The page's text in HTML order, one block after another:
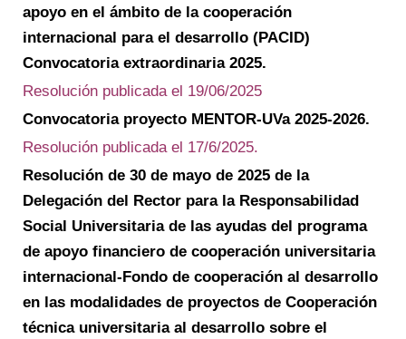
apoyo en el ámbito de la cooperación
internacional para el desarrollo (PACID)
Convocatoria extraordinaria 2025.
Resolución publicada el 19/06/2025
Convocatoria proyecto MENTOR-UVa 2025-2026.
Resolución publicada el 17/6/2025.
Resolución de 30 de mayo de 2025 de la
Delegación del Rector para la Responsabilidad
Social Universitaria de las ayudas del programa
de apoyo financiero de cooperación universitaria
internacional-Fondo de cooperación al desarrollo
en las modalidades de proyectos de Cooperación
técnica universitaria al desarrollo sobre el